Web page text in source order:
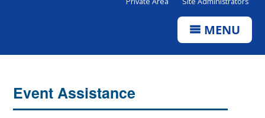
MENU
Event Assistance